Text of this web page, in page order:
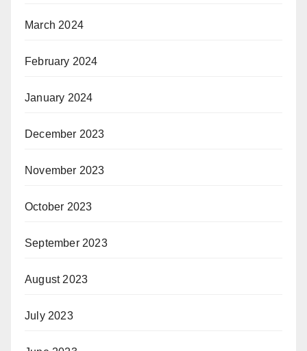
March 2024
February 2024
January 2024
December 2023
November 2023
October 2023
September 2023
August 2023
July 2023